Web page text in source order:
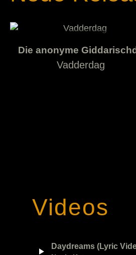
Die anonyme
Vadderdag
Videos
Daydreams (Lyric